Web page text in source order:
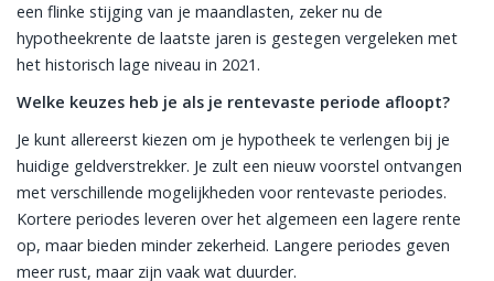
een flinke stijging van je maandlasten, zeker nu de
hypotheekrente de laatste jaren is gestegen vergeleken met
het historisch lage niveau in 2021.
Welke keuzes heb je als je rentevaste periode afloopt?
Je kunt allereerst kiezen om je hypotheek te verlengen bij je
huidige geldverstrekker. Je zult een nieuw voorstel ontvangen
met verschillende mogelijkheden voor rentevaste periodes.
Kortere periodes leveren over het algemeen een lagere rente
op, maar bieden minder zekerheid. Langere periodes geven
meer rust, maar zijn vaak wat duurder.